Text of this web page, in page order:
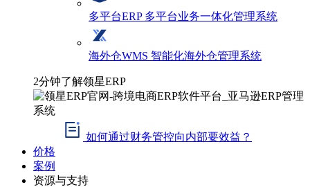
多平台ERP 多平台业务一体化管理系统
海外仓WMS 智能化海外仓管理系统
2分钟了解领星ERP
如何通过财务管控向内部要效益？
价格
案例
资源与支持